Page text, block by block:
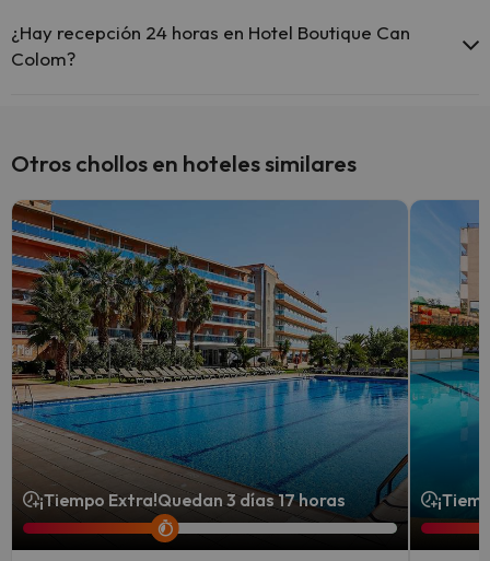
¿Hay recepción 24 horas en Hotel Boutique Can
Colom?
Otros chollos en hoteles similares
¡Tiempo Extra!Quedan 3 días 17 horas